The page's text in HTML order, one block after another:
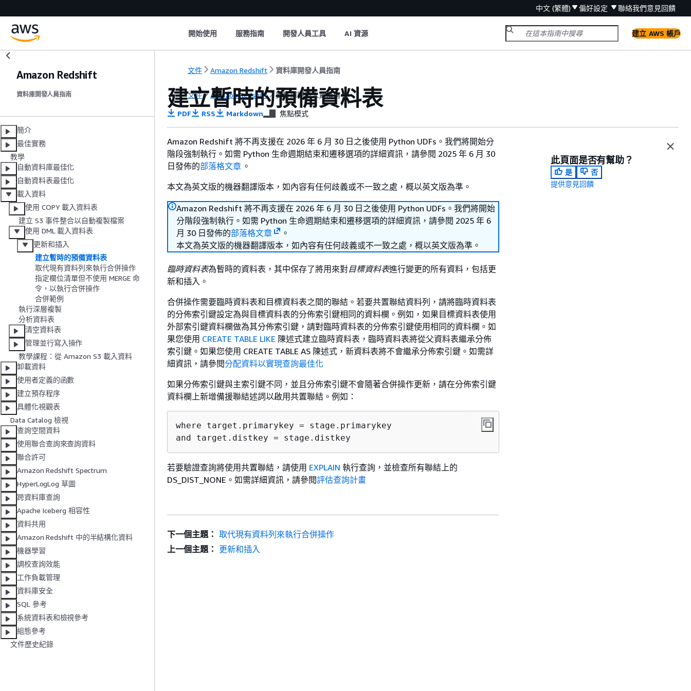
中文 (繁體) 偏好設定 聯絡我們意見回饋
開始使用 服務指南 開發人員工具 AI 資源 建立 AWS 帳戶
Amazon Redshift
資料庫開發人員指南
簡介
最佳實務
教學
自動資料庫最佳化
自動資料表最佳化
載入資料
使用 COPY 載入資料表
建立 S3 事件整合以自動複製檔案
使用 DML 載入資料表
更新和插入
建立暫時的預備資料表
取代現有資料列來執行合併操作
指定欄位清單但不使用 MERGE 命
令，以執行合併操作
合併範例
執行深層複製
分析資料表
清空資料表
管理並行寫入操作
教學課程：從 Amazon S3 載入資料
卸載資料
使用者定義的函數
建立預存程序
具體化視觀表
Data Catalog 檢視
查詢空間資料
使用聯合查詢來查詢資料
聯合許可
Amazon Redshift Spectrum
HyperLogLog 草圖
跨資料庫查詢
Apache Iceberg 相容性
資料共用
Amazon Redshift 中的半結構化資料
機器學習
調校查詢效能
工作負載管理
資料庫安全
SQL 參考
系統資料表和檢視參考
組態參考
文件歷史紀錄
文件 Amazon Redshift 資料庫開發人員指南
文件 Amazon Redshift 資料庫開發人員指南
建立暫時的預備資料表
PDF RSS Markdown 焦點模式
Amazon Redshift 將不再支援在 2026 年 6 月 30 日之後使用 Python UDFs。我們將開始分
階段強制執行。如需 Python 生命週期結束和遷移選項的詳細資訊，請參閱 2025 年 6 月 30
日發佈的部落格文章 。
本文為英文版的機器翻譯版本，如內容有任何歧義或不一致之處，概以英文版為準。
Amazon Redshift 將不再支援在 2026 年 6 月 30 日之後使用 Python UDFs。我們將開始
分階段強制執行。如需 Python 生命週期結束和遷移選項的詳細資訊，請參閱 2025 年 6
月 30 日發佈的部落格文章
。
本文為英文版的機器翻譯版本，如內容有任何歧義或不一致之處，概以英文版為準。
臨時資料表為暫時的資料表，其中保存了將用來對目標資料表進行變更的所有資料，包括更
新和插入。
合併操作需要臨時資料表和目標資料表之間的聯結。若要共置聯結資料列，請將臨時資料表
的分佈索引鍵設定為與目標資料表的分佈索引鍵相同的資料欄。例如，如果目標資料表使用
外部索引鍵資料欄做為其分佈索引鍵，請對臨時資料表的分佈索引鍵使用相同的資料欄。如
果您使用 CREATE TABLE LIKE 陳述式建立臨時資料表，臨時資料表將從父資料表繼承分佈
索引鍵。如果您使用 CREATE TABLE AS 陳述式，新資料表將不會繼承分佈索引鍵。如需詳
細資訊，請參閱分配資料以實現查詢最佳化
如果分佈索引鍵與主索引鍵不同，並且分佈索引鍵不會隨著合併操作更新，請在分佈索引鍵
資料欄上新增備援聯結述詞以啟用共置聯結。例如：
where target.primarykey = stage.primarykey
and target.distkey = stage.distkey
若要驗證查詢將使用共置聯結，請使用 EXPLAIN 執行查詢，並檢查所有聯結上的
DS_DIST_NONE。如需詳細資訊，請參閱評估查詢計畫
此頁面是否有幫助？
是
否
提供意見回饋
下一個主題： 取代現有資料列來執行合併操作
上一個主題： 更新和插入